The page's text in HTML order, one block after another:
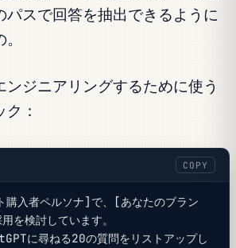
パスで回答を抽出できるように
ンジニアリングするために使う
：
COPY
購入者ペルソナ]で、[あなたのブラン
を検討しています。
に尋ねる20の質問をリストアップし